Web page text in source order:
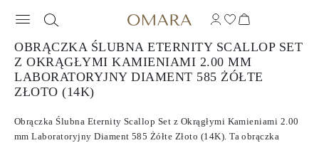
OBRĄCZKA ŚLUBNA ETERNITY SCALLOP SET
Z OKRĄGŁYMI KAMIENIAMI 2.00 MM
LABORATORYJNY DIAMENT 585 ŻÓŁTE
ZŁOTO (14K)
Obrączka Ślubna Eternity Scallop Set z Okrągłymi Kamieniami 2.00
mm Laboratoryjny Diament 585 Żółte Złoto (14K). Ta obrączka